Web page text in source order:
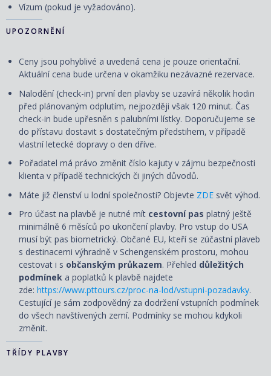
Vízum (pokud je vyžadováno).
UPOZORNĚNÍ
Ceny jsou pohyblivé a uvedená cena je pouze orientační.
Aktuální cena bude určena v okamžiku nezávazné rezervace.
Nalodění (check-in) první den plavby se uzavírá několik hodin
před plánovaným odplutím, nejpozději však 120 minut. Čas
check-in bude upřesněn s palubními lístky. Doporučujeme se
do přístavu dostavit s dostatečným předstihem, v případě
vlastní letecké dopravy o den dříve.
Pořadatel má právo změnit číslo kajuty v zájmu bezpečnosti
klienta v případě technických či jiných důvodů.
Máte již členství u lodní společnosti? Objevte ZDE svět výhod.
Pro účast na plavbě je nutné mít cestovní pas platný ještě
minimálně 6 měsíců po ukončení plavby. Pro vstup do USA
musí být pas biometrický. Občané EU, kteří se zúčastní plaveb
s destinacemi výhradně v Schengenském prostoru, mohou
cestovat i s občanským průkazem. Přehled důležitých
podmínek a poplatků k plavbě najdete
zde: https://www.pttours.cz/proc-na-lod/vstupni-pozadavky.
Cestující je sám zodpovědný za dodržení vstupních podmínek
do všech navštívených zemí. Podmínky se mohou kdykoli
změnit.
TŘÍDY PLAVBY